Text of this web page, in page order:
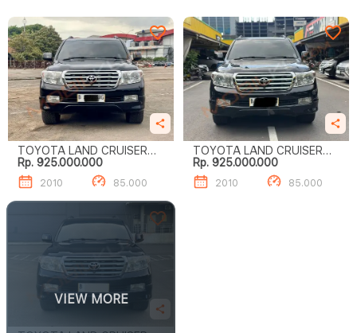
TOYOTA LAND CRUISER
ZXR 4.6
Rp. 925.000.000
2010 85.000
TOYOTA LAND CRUISER
ZXR 4.6
Rp. 925.000.000
2010 85.000
VIEW MORE